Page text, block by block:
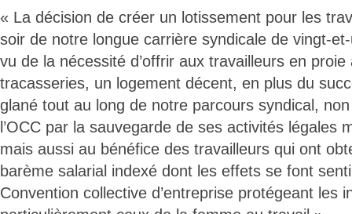
« La décision de créer un lotissement pour les
soir de notre longue carrière syndicale de vingt-
vu de la nécessité d’offrir aux travailleurs en proie
tracasseries, un logement décent, en plus du
glané tout au long de notre parcours syndical,
l’OCC par la sauvegarde de ses activités légales
mais aussi au bénéfice des travailleurs qui ont
barème salarial indexé dont les effets se font
Convention collective d’entreprise protégeant les